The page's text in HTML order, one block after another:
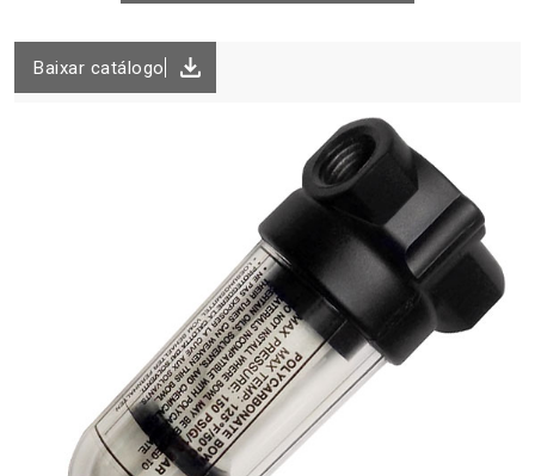
Baixar catálogo